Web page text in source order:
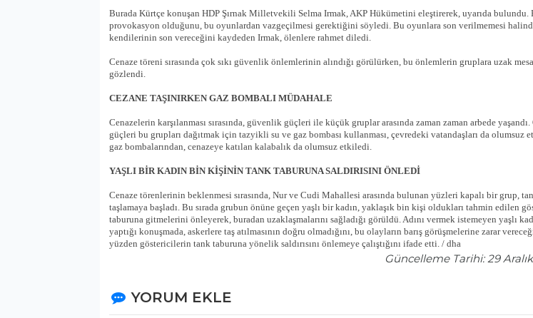
Burada Kürtçe konuşan HDP Şırnak Milletvekili Selma Irmak, AKP Hükümetini eleştirerek, uyarıda
provokasyon olduğunu, bu oyunlardan vazgeçilmesi gerektiğini söyledi. Bu oyunlara son verilmemesi
kendilerinin son vereceğini kaydeden Irmak, ölenlere rahmet diledi.
Cenaze töreni sırasında çok sıkı güvenlik önlemlerinin alındığı görülürken, bu önlemlerin gruplara uzak
gözlendi.
CEZANE TAŞINIRKEN GAZ BOMBALI MÜDAHALE
Cenazelerin karşılanması sırasında, güvenlik güçleri ile küçük gruplar arasında zaman zaman arbede
güçleri bu grupları dağıtmak için tazyikli su ve gaz bombası kullanması, çevredeki vatandaşları da olumsuz
gaz bombalarından, cenazeye katılan kalabalık da olumsuz etkiledi.
YAŞLI BİR KADIN BİN KİŞİNİN TANK TABURUNA SALDIRISINI ÖNLEDİ
Cenaze törenlerinin beklenmesi sırasında, Nur ve Cudi Mahallesi arasında bulunan yüzleri kapalı bir grup,
taşlamaya başladı. Bu sırada grubun önüne geçen yaşlı bir kadın, yaklaşık bin kişi oldukları tahmin edilen
taburuna gitmelerini önleyerek, buradan uzaklaşmalarını sağladığı görüldü. Adını vermek istemeyen yaşlı
yaptığı konuşmada, askerlere taş atılmasının doğru olmadığını, bu olayların barış görüşmelerine zarar
yüzden göstericilerin tank taburuna yönelik saldırısını önlemeye çalıştığını ifade etti. / dha
Güncelleme Tarihi: 29 Aralık
YORUM EKLE